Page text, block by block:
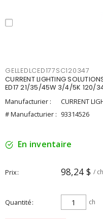
GELLEDLCED177SC120347
CURRENT LIGHTING
ED17 21/35/45W 3/4/5K 120/
Manufacturier :
CURRENT
# Manufacturier : 93314526
En inventaire
Prix 98,24 $ / ch
Quantité ch